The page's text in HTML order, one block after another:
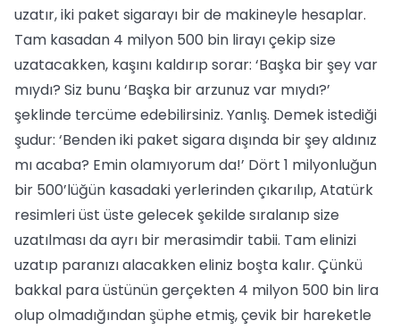
uzatır, iki paket sigarayı bir de makineyle hesaplar.
Tam kasadan 4 milyon 500 bin lirayı çekip size
uzatacakken, kaşını kaldırıp sorar: ‘Başka bir şey var
mıydı? Siz bunu ‘Başka bir arzunuz var mıydı?’
şeklinde tercüme edebilirsiniz. Yanlış. Demek istediği
şudur: ‘Benden iki paket sigara dışında bir şey aldınız
mı acaba? Emin olamıyorum da!’ Dört 1 milyonluğun
bir 500’lüğün kasadaki yerlerinden çıkarılıp, Atatürk
resimleri üst üste gelecek şekilde sıralanıp size
uzatılması da ayrı bir merasimdir tabii. Tam elinizi
uzatıp paranızı alacakken eliniz boşta kalır. Çünkü
bakkal para üstünün gerçekten 4 milyon 500 bin lira
olup olmadığından şüphe etmiş, çevik bir hareketle